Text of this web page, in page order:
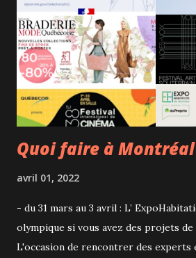
averti. En effet, Cathy Gauthier est
mime aussi!) sans pudeur de ses
de masturbation, de sa dépression, de
dit tout et n'épargne personne : son
qu'au sexe, la réali...
Quoi faire à
avril 01, 2022
- du 31 mars au 3 avril : L’
olympique si vous avez des projets
L'occasion de rencontrer des experts